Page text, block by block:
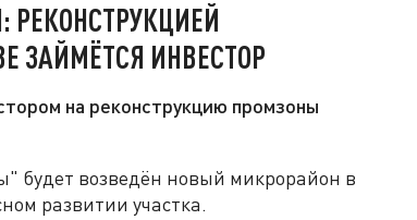
ЗАЙМЁТСЯ ИНВЕСТОР
на реконструкцию промзоны
будет возведён новый микрорайон в
развитии участка.